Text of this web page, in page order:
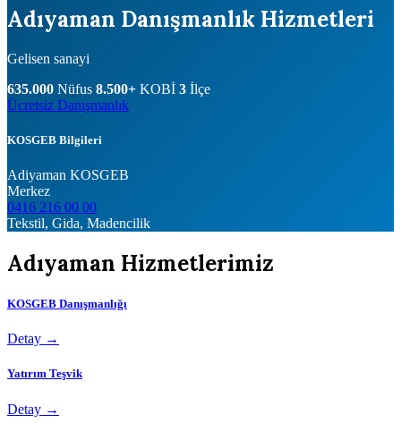
Adıyaman Danışmanlık Hizmetleri
Gelisen sanayi
635.000 Nüfus 8.500+ KOBİ 3 İlçe
Ücretsiz Danışmanlık
KOSGEB Bilgileri
Adiyaman KOSGEB
Merkez
0416 216 00 00
Tekstil, Gida, Madencilik
Adıyaman Hizmetlerimiz
KOSGEB Danışmanlığı
Detay →
Yatırım Teşvik
Detay →